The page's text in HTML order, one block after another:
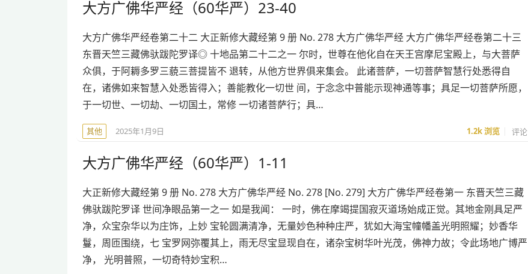
大方广佛华严经（60华严）23-40
大方广佛华严经卷第二十二 大正新修大藏经第 9 册 No. 278 大方广佛华严经 大方广佛华严经卷第二十三
东晋天竺三藏佛驮跋陀罗译◎ 十地品第二十二之一 尔时，世尊在他化自在天王宫摩尼宝殿上，与大菩萨
众俱，于阿耨多罗三藐三菩提皆不 退转，从他方世界俱来集会。 此诸菩萨，一切菩萨智慧行处悉得自
在，诸佛如来智慧入处悉皆得入；善能教化一切世 间，于念念中普能示现神通等事；具足一切菩萨所愿，
于一切世、一切劫、一切国土，常修 一切诸菩萨行；具…
其他 2025年1月9日 1.2k浏览 评论
大方广佛华严经（60华严）1-11
大正新修大藏经第 9 册 No. 278 大方广佛华严经 No. 278 [No. 279] 大方广佛华严经卷第一 东晋天竺三藏
佛驮跋陀罗译 世间净眼品第一之一 如是我闻： 一时，佛在摩竭提国寂灭道场始成正觉。其地金刚具足严
净，众宝杂华以为庄饰，上妙 宝轮圆满清净，无量妙色种种庄严，犹如大海宝幢幡盖光明照耀；妙香华
鬘，周匝围绕，七 宝罗网弥覆其上，雨无尽宝显现自在，诸杂宝树华叶光茂，佛神力故；令此场地广博严
净， 光明普照，一切奇特妙宝积…